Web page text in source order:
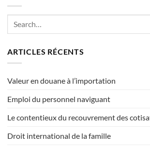
ARTICLES RÉCENTS
Valeur en douane à l’importation
Emploi du personnel naviguant
Le contentieux du recouvrement des
Droit international de la famille